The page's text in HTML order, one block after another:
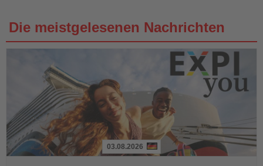
Die meistgelesenen Nachrichten
03.08.2026